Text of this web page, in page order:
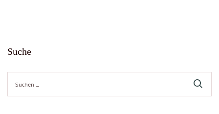
Suche
nach: